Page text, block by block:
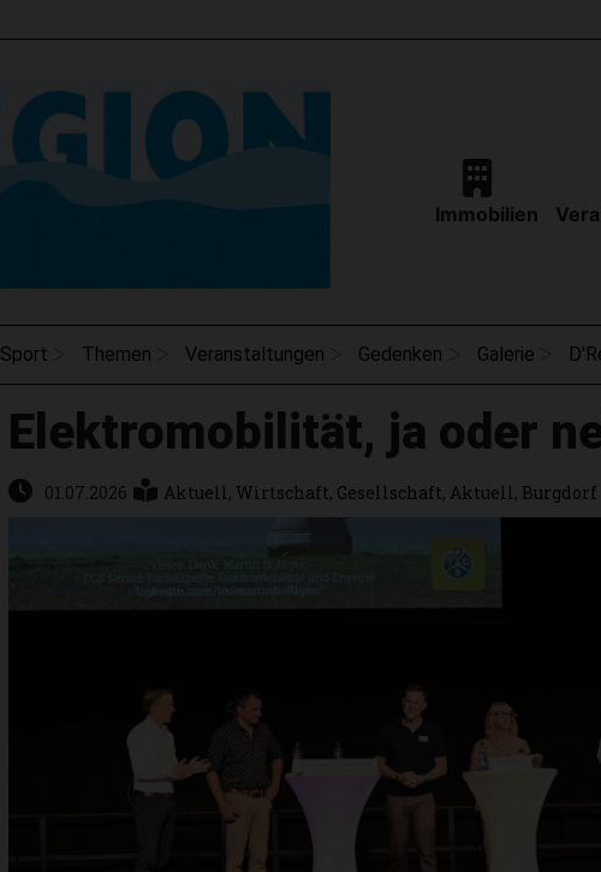
Immobilien
Sport Themen Veranstaltungen Gedenken Galerie
Elektromobilität, ja oder
01.07.2026 Aktuell, Wirtschaft, Gesellschaft, Aktuell, Burgdorf